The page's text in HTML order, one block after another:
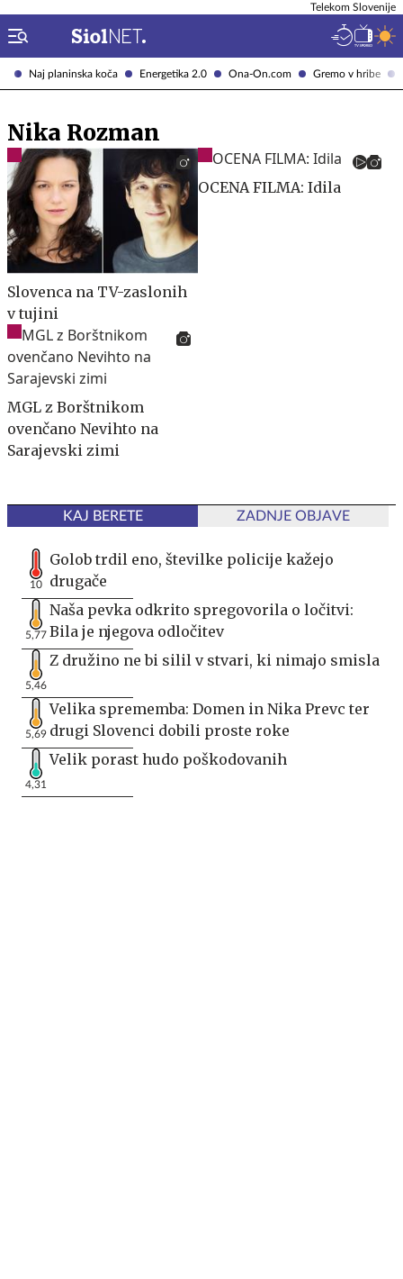
Naj planinska koča Energetika 2.0 Ona-On.com Gremo v hribe
Telekom Slovenije
Nika Rozman
Slovenca na TV-zaslonih
v tujini
OCENA FILMA: Idila
MGL z Borštnikom
ovenčano Nevihto na
Sarajevski zimi
KAJ BERETE ZADNJE OBJAVE
10
Golob trdil eno, številke policije kažejo
drugače
5,77
Naša pevka odkrito spregovorila o ločitvi:
Bila je njegova odločitev
5,46
Z družino ne bi silil v stvari, ki nimajo smisla
5,69
Velika sprememba: Domen in Nika Prevc ter
drugi Slovenci dobili proste roke
4,31
Velik porast hudo poškodovanih